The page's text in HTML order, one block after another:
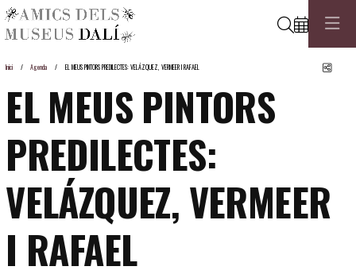
Cerca
Inici Agenda EL MEUS PINTORS PREDILECTES: VELÁZQUEZ, VERMEER I RAFAEL
EL MEUS PINTORS
PREDILECTES:
VELÁZQUEZ, VERMEER
I RAFAEL